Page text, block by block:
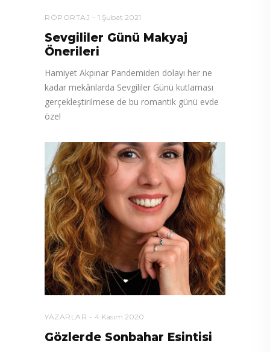
RÖPORTAJ 1 Şubat 2021
Sevgililer Günü Makyaj
Önerileri
Hamiyet Akpınar Pandemiden dolayı her ne
kadar mekânlarda Sevgililer Günü kutlaması
gerçekleştirilmese de bu romantik günü evde
özel
YAZARLAR 4 Kasım 2020
Gözlerde Sonbahar Esintisi